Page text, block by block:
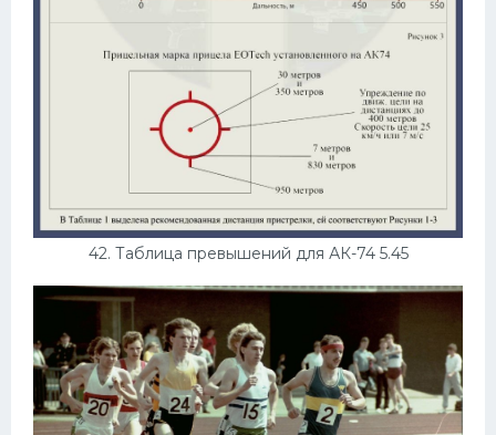
42. Таблица превышений для АК-74 5.45